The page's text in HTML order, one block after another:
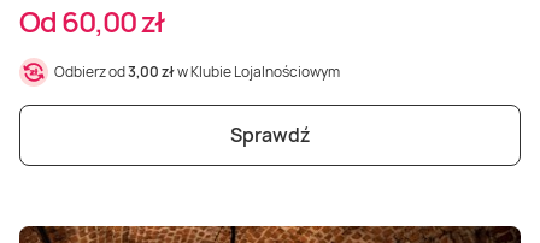
Od 60,00 zł
Odbierz od3,00 złw Klubie Lojalnościowym
Sprawdź